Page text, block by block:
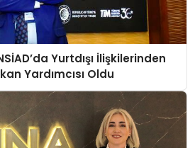
Yurtdışı İlişkilerinden
Yardımcısı Oldu